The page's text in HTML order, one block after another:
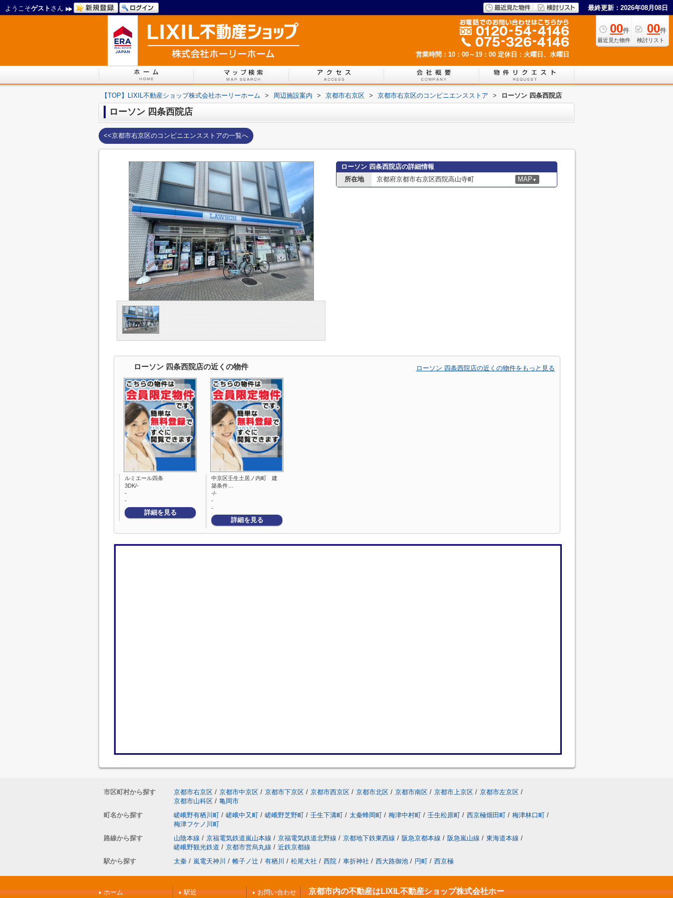
ようこそゲスト さん 最終更新：2026年08月08日
00件
最近見た物件
00件
検討リスト
営業時間：10：00～19：00 定休日：火曜日、水曜日
【TOP】LIXIL不動産ショップ株式会社ホーリーホーム > 周辺施設案内 > 京都市右京区 > 京都市右京区のコンビニエンスストア > ローソン 四条西院店
ローソン 四条西院店
<<京都市右京区のコンビニエンスストアの一覧へ
ローソン 四条西院店の詳細情報
所在地
京都府京都市右京区西院高山寺町 MAP ▼
ローソン 四条西院店の近くの物件 ローソン 四条西院店の近くの物件をもっと見る
ルミエール四条
3DK/-
-
-
詳細を見る
中京区壬生土居ノ内町 建
築条件…
-/-
-
-
詳細を見る
市区町村から探す 京都市右京区 / 京都市中京区 / 京都市下京区 / 京都市西京区 / 京都市北区 / 京都市南区 / 京都市上京区 / 京都市左京区 /
京都市山科区 / 亀岡市
町名から探す
嵯峨野有栖川町 / 嵯峨中又町 / 嵯峨野芝野町 / 壬生下溝町 / 太秦蜂岡町 / 梅津中村町 / 壬生松原町 / 西京極畑田町 / 梅津林口町 /
梅津フケノ川町
路線から探す
山陰本線 / 京福電気鉄道嵐山本線 / 京福電気鉄道北野線 / 京都地下鉄東西線 / 阪急京都本線 / 阪急嵐山線 / 東海道本線 /
嵯峨野観光鉄道 / 京都市営烏丸線 / 近鉄京都線
駅から探す
太秦 / 嵐電天神川 / 帷子ノ辻 / 有栖川 / 松尾大社 / 西院 / 車折神社 / 西大路御池 / 円町 / 西京極
ホーム 駅近 お問い合わせ 京都市内の不動産はLIXIL不動産ショップ株式会社ホー